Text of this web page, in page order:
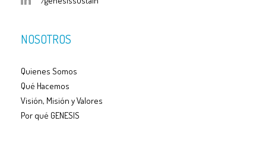
NOSOTROS
Quienes Somos
Qué Hacemos
Visión, Misión y Valores
Por qué GENESIS